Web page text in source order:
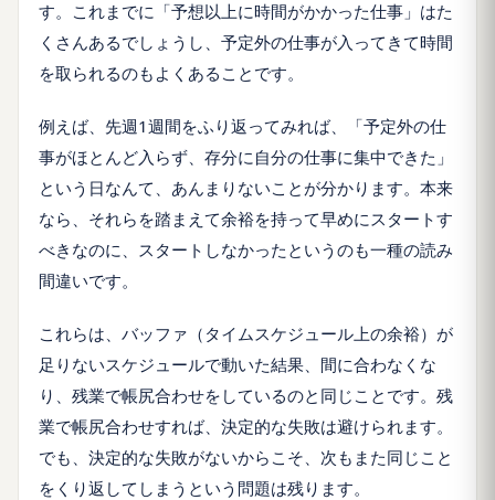
す。これまでに「予想以上に時間がかかった仕事」はた
くさんあるでしょうし、予定外の仕事が入ってきて時間
を取られるのもよくあることです。
例えば、先週1週間をふり返ってみれば、「予定外の仕
事がほとんど入らず、存分に自分の仕事に集中できた」
という日なんて、あんまりないことが分かります。本来
なら、それらを踏まえて余裕を持って早めにスタートす
べきなのに、スタートしなかったというのも一種の読み
間違いです。
これらは、バッファ（タイムスケジュール上の余裕）が
足りないスケジュールで動いた結果、間に合わなくな
り、残業で帳尻合わせをしているのと同じことです。残
業で帳尻合わせすれば、決定的な失敗は避けられます。
でも、決定的な失敗がないからこそ、次もまた同じこと
をくり返してしまうという問題は残ります。